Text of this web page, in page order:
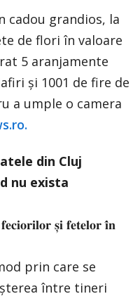
cadou grandios, la
de flori în valoare
5 aranjamente
și 1001 de fire de
a umple o camera
din Cluj
nu exista
𝐬̦𝐢 𝐟𝐞𝐭𝐞𝐥𝐨𝐫 𝐢̂𝐧
prin care se
între tineri